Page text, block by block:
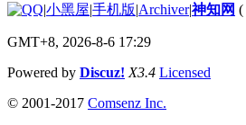
|小黑屋|手机版|Archiver|神知网 (
GMT+8, 2026-8-6 17:29
Powered by Discuz! X3.4 Licensed
© 2001-2017 Comsenz Inc.